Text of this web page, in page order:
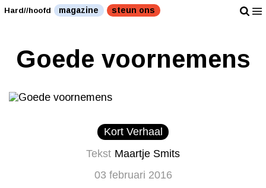
Hard//hoofd magazine steun ons
Goede voornemens
Kort Verhaal
Tekst Maartje Smits
03 februari 2016